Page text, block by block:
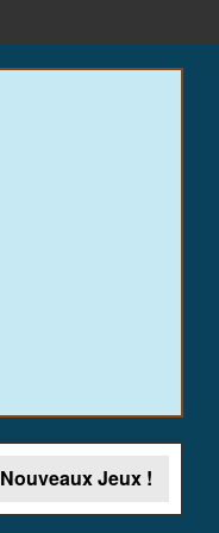
Nouveaux Jeux !